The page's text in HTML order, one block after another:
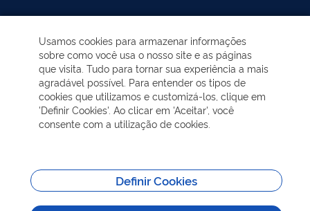
EDUCAÇÃO AMBIENTAL
NOTÍCIAS
VISITAÇÃO
Usamos cookies para armazenar informações
sobre como você usa o nosso site e as páginas
que visita. Tudo para tornar sua experiência a mais
agradável possível. Para entender os tipos de
cookies que utilizamos e customizá-los, clique em
'Definir Cookies'. Ao clicar em 'Aceitar', você
consente com a utilização de cookies.
Definir Cookies